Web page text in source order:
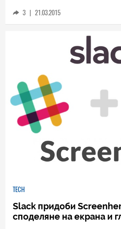
3 | 21.03.2015
TECH
Slack придоби
споделяне на екрана и